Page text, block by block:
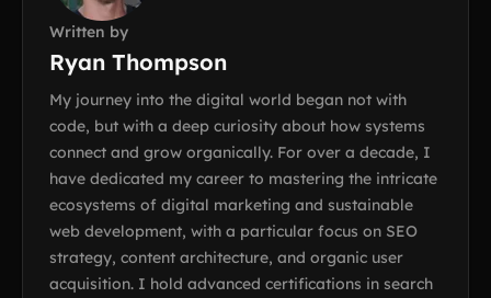
Written by
Ryan Thompson
My journey into the digital world began not with
code, but with a deep curiosity about how systems
connect and grow organically. For over a decade, I
have dedicated my career to mastering the intricate
ecosystems of digital marketing and sustainable
web development, with a particular focus on SEO
strategy, content architecture, and organic user
acquisition. I hold advanced certifications in search